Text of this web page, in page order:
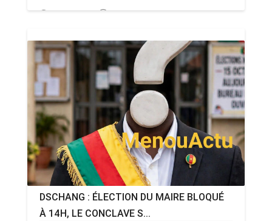
20/07/26 Par MenouActu 0
DSCHANG : ÉLECTION DU MAIRE BLOQUÉ
À 14H, LE CONCLAVE S...